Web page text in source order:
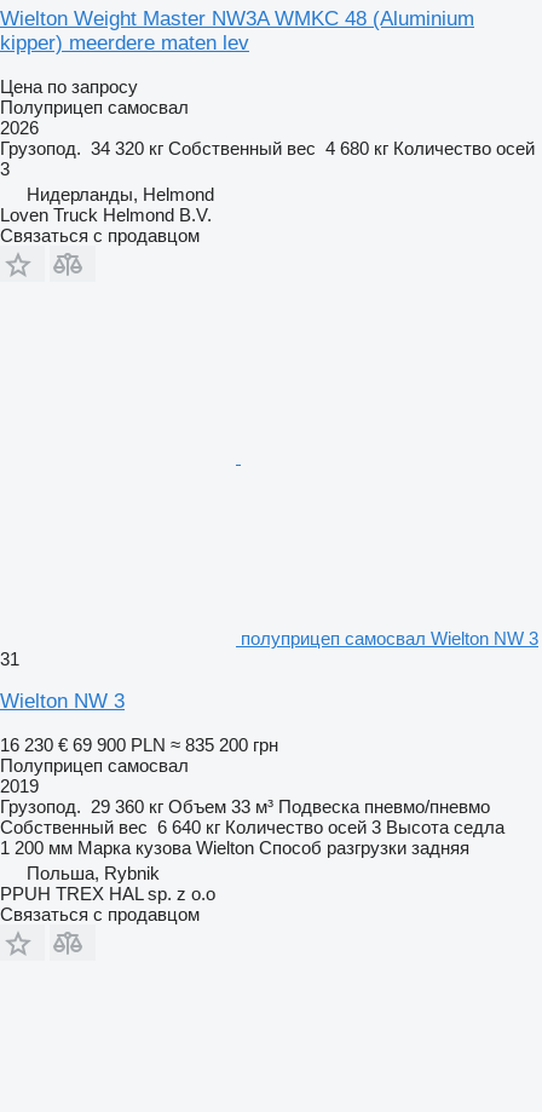
Wielton Weight Master NW3A WMKC 48 (Aluminium
kipper) meerdere maten lev
Цена по запросу
Полуприцеп самосвал
2026
Грузопод. 34 320 кг Собственный вес 4 680 кг Количество осей
3
Нидерланды, Helmond
Loven Truck Helmond B.V.
Связаться с продавцом
полуприцеп самосвал Wielton NW 3
31
Wielton NW 3
16 230 € 69 900 PLN ≈ 835 200 грн
Полуприцеп самосвал
2019
Грузопод. 29 360 кг Объем 33 м³ Подвеска пневмо/пневмо
Собственный вес 6 640 кг Количество осей 3 Высота седла
1 200 мм Марка кузова Wielton Способ разгрузки задняя
Польша, Rybnik
PPUH TREX HAL sp. z o.o
Связаться с продавцом